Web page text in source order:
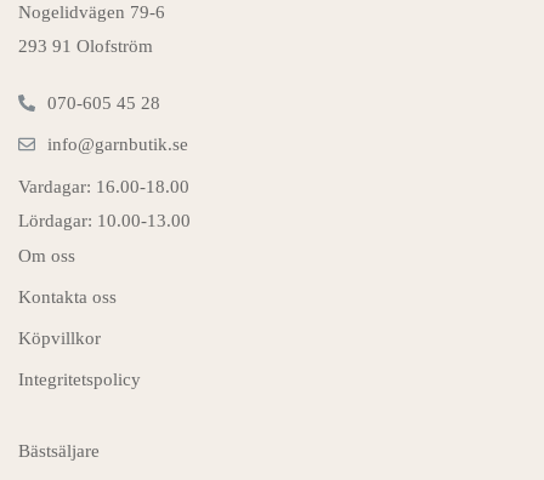
Nogelidvägen 79-6
293 91 Olofström
070-605 45 28
info@garnbutik.se
Vardagar: 16.00-18.00
Lördagar: 10.00-13.00
Om oss
Kontakta oss
Köpvillkor
Integritetspolicy
Bästsäljare